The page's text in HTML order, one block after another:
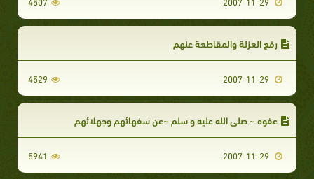
رفع العزلة والمقاطعة عنهم
4529
عفوه ~ صلى الله عليه و سلم ~عن سفهائهم وجهلائهم
5941